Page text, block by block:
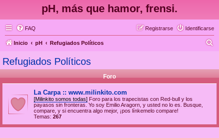
pH, más que hamor, frensi.
FAQ Identificarse
Registrarse
Inicio pH Refugiados Políticos
c
Refugiados Políticos
Foro
La Carpa :: www.milinkito.com
[Milinkito somos todas] Foro para los trapecistas con Red-bull y los
payasos sin fronteras. Yo soy Emilio Aragorn, y usted no lo es. Busque,
compare, y si encuentra algo mejor, ¡pos línkemelo compare!
Temas: 267